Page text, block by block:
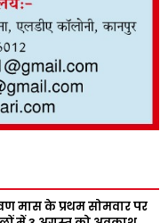
मास के प्रथम सोमवार पर